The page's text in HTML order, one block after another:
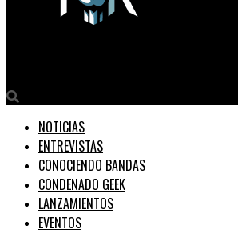
NOTICIAS
ENTREVISTAS
CONOCIENDO BANDAS
CONDENADO GEEK
LANZAMIENTOS
EVENTOS